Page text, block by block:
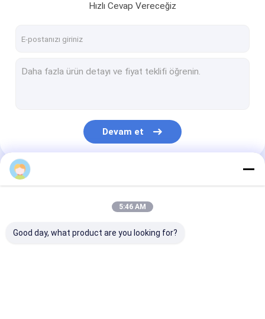
Ekskavatör Uzun Uzanma Bomu
ekskavatör teleskopik bom
ekskavatör tünel kolu
Hızlı Cevap Vereceğiz
Devam et
Kategorilerimiz
5:46 AM
Good day, what product are you looking for?